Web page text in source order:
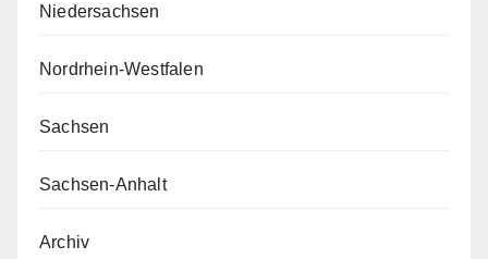
Niedersachsen
Nordrhein-Westfalen
Sachsen
Sachsen-Anhalt
Archiv